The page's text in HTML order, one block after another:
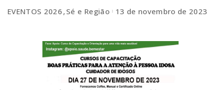
EVENTOS 2026 Sé e Região 13 de novembro de 2023